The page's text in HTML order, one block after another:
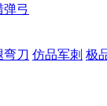
弹弓
弯刀 仿品军刺 极